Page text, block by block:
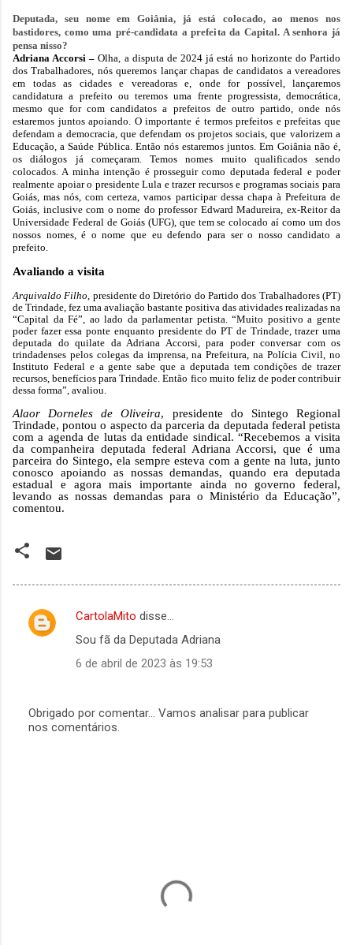
Deputada, seu nome em Goiânia, já está colocado, ao menos nos
bastidores, como uma pré-candidata a prefeita da Capital. A senhora já
pensa nisso?
Adriana Accorsi – Olha, a disputa de 2024 já está no horizonte do Partido
dos Trabalhadores, nós queremos lançar chapas de candidatos a vereadores
em todas as cidades e vereadoras e, onde for possível, lançaremos
candidatura a prefeito ou teremos uma frente progressista, democrática,
mesmo que for com candidatos a prefeitos de outro partido, onde nós
estaremos juntos apoiando. O importante é termos prefeitos e prefeitas que
defendam a democracia, que defendam os projetos sociais, que valorizem a
Educação, a Saúde Pública. Então nós estaremos juntos. Em Goiânia não é,
os diálogos já começaram. Temos nomes muito qualificados sendo
colocados. A minha intenção é prosseguir como deputada federal e poder
realmente apoiar o presidente Lula e trazer recursos e programas sociais para
Goiás, mas nós, com certeza, vamos participar dessa chapa à Prefeitura de
Goiás, inclusive com o nome do professor Edward Madureira, ex-Reitor da
Universidade Federal de Goiás (UFG), que tem se colocado aí como um dos
nossos nomes, é o nome que eu defendo para ser o nosso candidato a
prefeito.
Avaliando a visita
Arquivaldo Filho, presidente do Diretório do Partido dos Trabalhadores (PT)
de Trindade, fez uma avaliação bastante positiva das atividades realizadas na
“Capital da Fé”, ao lado da parlamentar petista. “Muito positivo a gente
poder fazer essa ponte enquanto presidente do PT de Trindade, trazer uma
deputada do quilate da Adriana Accorsi, para poder conversar com os
trindadenses pelos colegas da imprensa, na Prefeitura, na Polícia Civil, no
Instituto Federal e a gente sabe que a deputada tem condições de trazer
recursos, benefícios para Trindade. Então fico muito feliz de poder contribuir
dessa forma”, avaliou.
Alaor Dorneles de Oliveira, presidente do Sintego Regional
Trindade, pontou o aspecto da parceria da deputada federal petista
com a agenda de lutas da entidade sindical. “Recebemos a visita
da companheira deputada federal Adriana Accorsi, que é uma
parceira do Sintego, ela sempre esteva com a gente na luta, junto
conosco apoiando as nossas demandas, quando era deputada
estadual e agora mais importante ainda no governo federal,
levando as nossas demandas para o Ministério da Educação”,
comentou.
C
n
t
CartolaMito disse…
Sou fã da Deputada Adriana
6 de abril de 2023 às 19:53
P
Obrigado por comentar... Vamos analisar para publicar
nos comentários.